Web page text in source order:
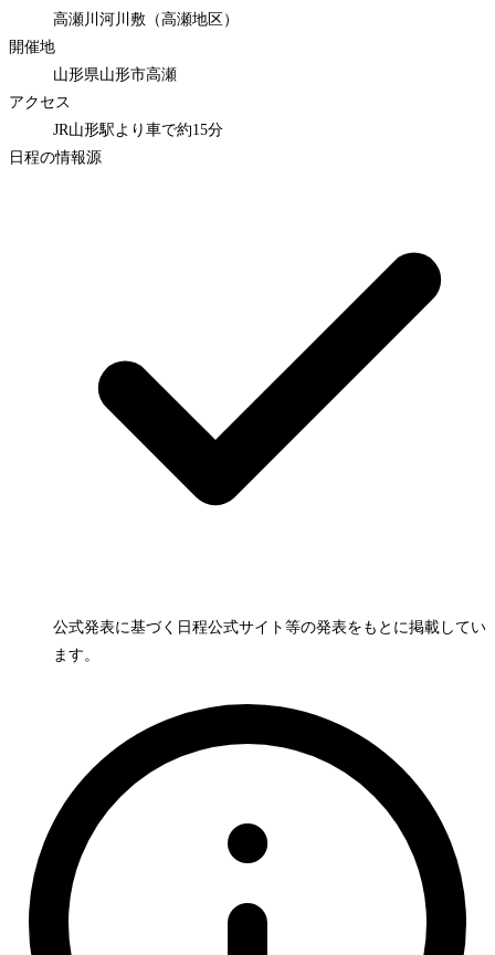
高瀬川河川敷（高瀬地区）
開催地
山形県山形市高瀬
アクセス
JR山形駅より車で約15分
日程の情報源
公式発表に基づく日程公式サイト等の発表をもとに掲載してい
ます。